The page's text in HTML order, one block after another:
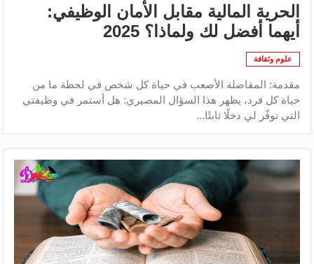
الحرية المالية مقابل الأمان الوظيفي:
أيهما أفضل لك ولماذا؟ 2025
علوم وثقافة
مقدمة: المفاضلة الأصعب في حياة كل شخص في لحظة ما من
حياة كل فرد، يظهر هذا السؤال المصيري: هل أستمر في وظيفتي
التي توفّر لي دخلًا ثابتًا...